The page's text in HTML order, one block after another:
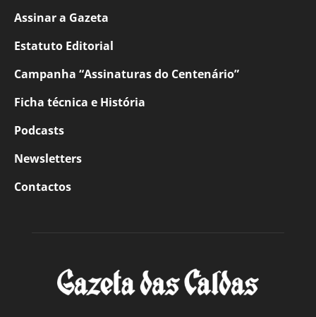
Assinar a Gazeta
Estatuto Editorial
Campanha “Assinaturas do Centenário”
Ficha técnica e História
Podcasts
Newsletters
Contactos